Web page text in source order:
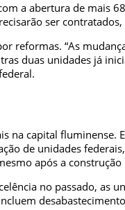
a abertura de mais
ser
reformas. “As
duas unidades já
na capital fluminense.
de unidades
após a construção
no passado, as